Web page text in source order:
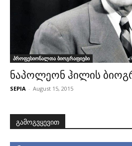
პროფესიონალთა ბიოგრაფიები
ნაპოლეონ ჰილის
SEPIA - August 15, 2015
გამოგვყევით